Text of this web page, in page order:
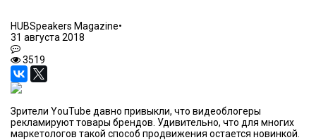
HUBSpeakers Magazine•
31 августа 2018
3519
Зрители YouTube давно привыкли, что видеоблогеры
рекламируют товары брендов. Удивительно, что для многих
маркетологов такой способ продвижения остается новинкой.